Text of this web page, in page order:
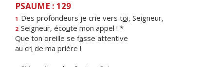
PSAUME : 129
1 Des profondeurs je crie vers toi, Seigneur,
2 Seigneur, écoute mon appel ! *
Que ton oreille se fasse attentive
au cri de ma prière !